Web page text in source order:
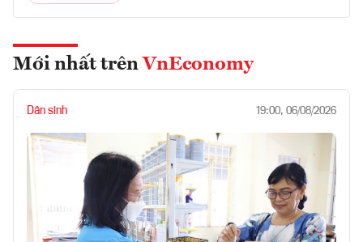
Mới nhất trên VnEconomy
Dân sinh 19:00, 06/08/2026